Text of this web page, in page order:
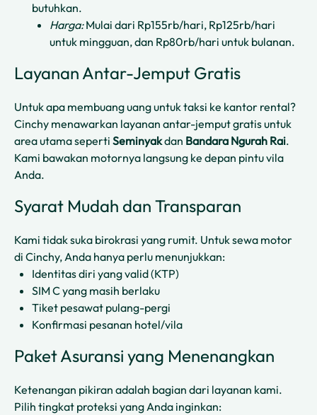
butuhkan.
Harga:Mulai dari Rp155rb/hari, Rp125rb/hari
untuk mingguan, dan Rp80rb/hari untuk bulanan.
Layanan Antar-Jemput Gratis
Untuk apa membuang uang untuk taksi ke kantor rental?
Cinchy menawarkan layanan antar-jemput gratis untuk
area utama seperti Seminyakdan Bandara Ngurah Rai.
Kami bawakan motornya langsung ke depan pintu vila
Anda.
Syarat Mudah dan Transparan
Kami tidak suka birokrasi yang rumit. Untuk sewa motor
di Cinchy, Anda hanya perlu menunjukkan:
Identitas diri yang valid (KTP)
SIM C yang masih berlaku
Tiket pesawat pulang-pergi
Konfirmasi pesanan hotel/vila
Paket Asuransi yang Menenangkan
Ketenangan pikiran adalah bagian dari layanan kami.
Pilih tingkat proteksi yang Anda inginkan: